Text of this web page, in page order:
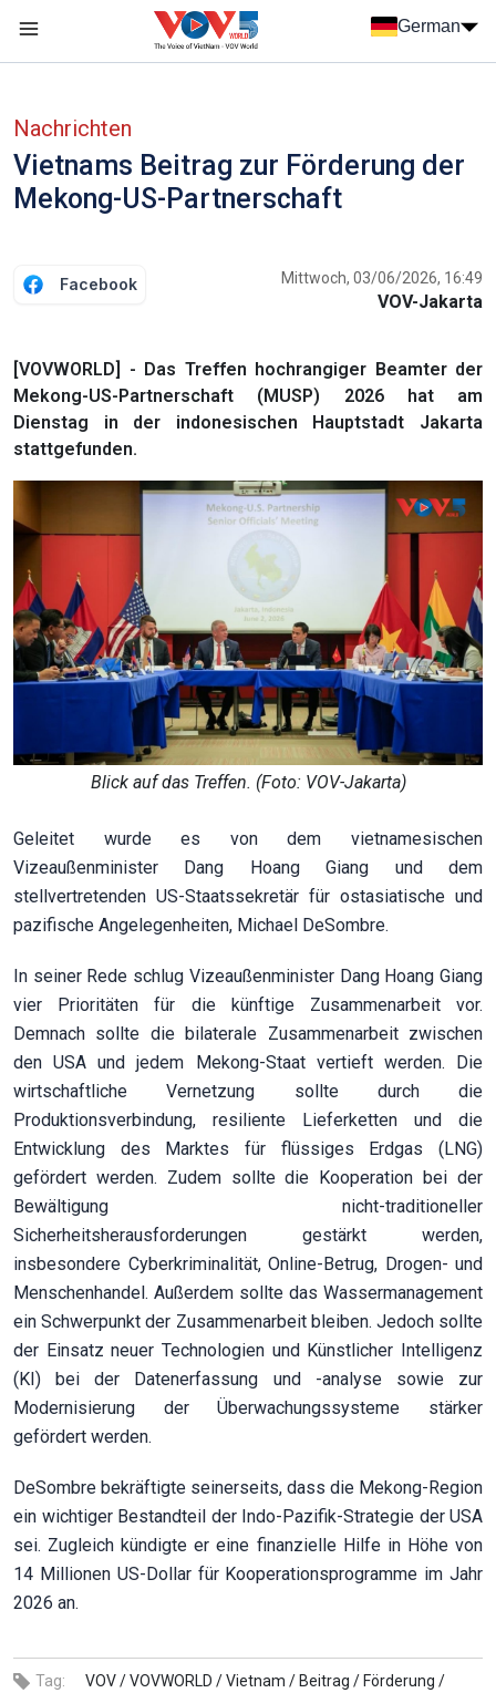
German
Nachrichten
Vietnams Beitrag zur Förderung der
Mekong-US-Partnerschaft
Facebook Mittwoch, 03/06/2026, 16:49
VOV-Jakarta
[VOVWORLD] - Das Treffen hochrangiger Beamter der
Mekong-US-Partnerschaft (MUSP) 2026 hat am
Dienstag in der indonesischen Hauptstadt Jakarta
stattgefunden.
Blick auf das Treffen. (Foto: VOV-Jakarta)
Geleitet wurde es von dem vietnamesischen
Vizeaußenminister Dang Hoang Giang und dem
stellvertretenden US-Staatssekretär für ostasiatische und
pazifische Angelegenheiten, Michael DeSombre.
In seiner Rede schlug Vizeaußenminister Dang Hoang Giang
vier Prioritäten für die künftige Zusammenarbeit vor.
Demnach sollte die bilaterale Zusammenarbeit zwischen
den USA und jedem Mekong-Staat vertieft werden. Die
wirtschaftliche Vernetzung sollte durch die
Produktionsverbindung, resiliente Lieferketten und die
Entwicklung des Marktes für flüssiges Erdgas (LNG)
gefördert werden. Zudem sollte die Kooperation bei der
Bewältigung nicht-traditioneller
Sicherheitsherausforderungen gestärkt werden,
insbesondere Cyberkriminalität, Online-Betrug, Drogen- und
Menschenhandel. Außerdem sollte das Wassermanagement
ein Schwerpunkt der Zusammenarbeit bleiben. Jedoch sollte
der Einsatz neuer Technologien und Künstlicher Intelligenz
(KI) bei der Datenerfassung und -analyse sowie zur
Modernisierung der Überwachungssysteme stärker
gefördert werden.
DeSombre bekräftigte seinerseits, dass die Mekong-Region
ein wichtiger Bestandteil der Indo-Pazifik-Strategie der USA
sei. Zugleich kündigte er eine finanzielle Hilfe in Höhe von
14 Millionen US-Dollar für Kooperationsprogramme im Jahr
2026 an.
Tag: VOV /VOVWORLD /Vietnam / Beitrag / Förderung /